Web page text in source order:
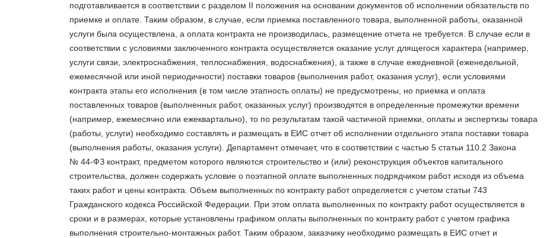
подготавливается в соответствии с разделом II положения на основании документов об исполнении обязательств по
приемке и оплате. Таким образом, в случае, если приемка поставленного товара, выполненной работы, оказанной
услуги была осуществлена, а оплата контракта не производилась, размещение отчета не требуется.
В случае если в
соответствии с условиями заключенного контракта осуществляется оказание услуг длящегося характера (например,
услуги связи, электроснабжения, теплоснабжения, водоснабжения), а также в случае ежедневной (еженедельной,
ежемесячной или иной периодичности) поставки товаров (выполнения работ, оказания услуг), если условиями
контракта этапы его исполнения (в том числе этапность оплаты) не предусмотрены, но приемка и оплата
поставленных товаров (выполненных работ, оказанных услуг) производятся в определенные промежутки времени
(например, ежемесячно или ежеквартально), то по результатам такой частичной приемки, оплаты и экспертизы товара
(работы, услуги) необходимо составлять и размещать в ЕИС отчет об исполнении отдельного этапа поставки товара
(выполнения работы, оказания услуги).
Департамент отмечает, что в соответствии с частью 5 статьи 110.2 Закона
№ 44-ФЗ контракт, предметом которого являются строительство и (или) реконструкция объектов капитального
строительства, должен содержать условие о поэтапной оплате выполненных подрядчиком работ исходя из объема
таких работ и цены контракта. Объем выполненных по контракту работ определяется с учетом статьи 743
Гражданского кодекса Российской Федерации. При этом оплата выполненных по контракту работ осуществляется в
сроки и в размерах, которые установлены графиком оплаты выполненных по контракту работ с учетом графика
выполнения строительно-монтажных работ. Таким образом, заказчику необходимо размещать в ЕИС отчет и